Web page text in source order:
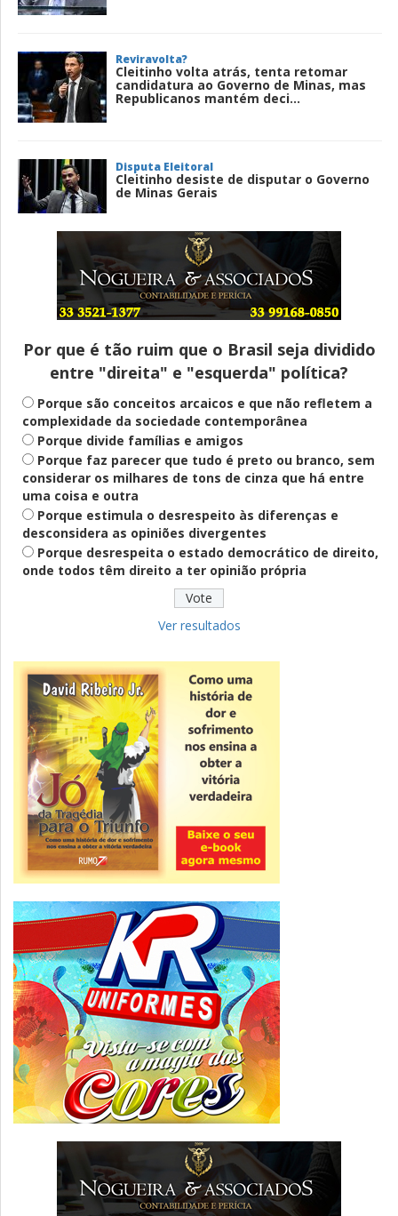
Reviravolta?
Cleitinho volta atrás, tenta retomar
candidatura ao Governo de Minas, mas
Republicanos mantém deci...
Disputa Eleitoral
Cleitinho desiste de disputar o Governo
de Minas Gerais
Entenda
Pix Pensão Alimentícia: entenda o que é
e como solicitar
Saúde Mental
Plataforma oferece escuta em saúde
mental para jovens no SUS Digital
Definido
PT lança Patrus Ananias como candidato
ao governo de Minas Gerais
Fies: pré-selecionados têm até terça
para complementar informações
Novidade
CNPJ alfanumérico começa a ser emitido
nesta sexta
ver todas »
Por que é tão ruim que o Brasil seja dividido
entre "direita" e "esquerda" política?
Porque são conceitos arcaicos e que não refletem a
complexidade da sociedade contemporânea
Porque divide famílias e amigos
Porque faz parecer que tudo é preto ou branco, sem
considerar os milhares de tons de cinza que há entre
uma coisa e outra
Porque estimula o desrespeito às diferenças e
desconsidera as opiniões divergentes
Porque desrespeita o estado democrático de direito,
onde todos têm direito a ter opinião própria
Ver resultados